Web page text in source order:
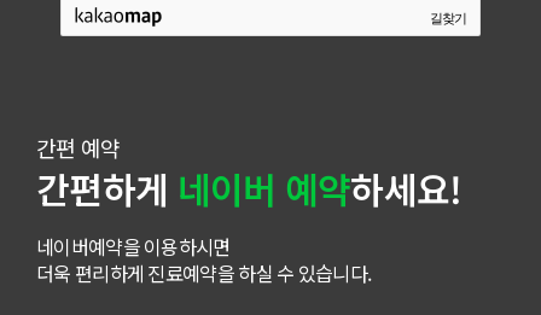
길찾기
간편 예약
간편하게 네이버 예약하세요!
네이버예약을 이용하시면
더욱 편리하게 진료예약을 하실 수 있습니다.